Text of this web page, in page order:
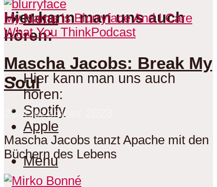
Menu
Hier kann man uns auch
hören:
Hier kann man uns auch
hören:
Spotify
Apple
Menu
My Name Is Blurryface And I Care
What You ThinkPodcast
Mascha Jacobs: Break My
Soul
23. Dezember 2023
Mascha Jacobs tanzt Apache mit den
Büchern des Lebens